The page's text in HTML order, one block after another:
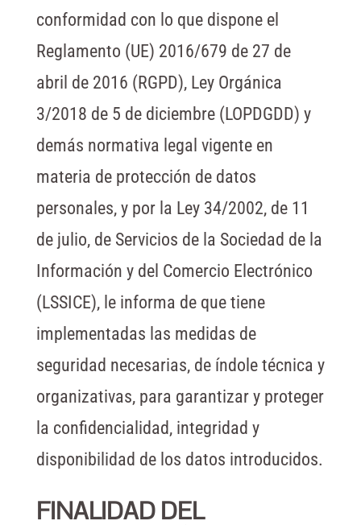
conformidad con lo que dispone el
Reglamento (UE) 2016/679 de 27 de
abril de 2016 (RGPD), Ley Orgánica
3/2018 de 5 de diciembre (LOPDGDD) y
demás normativa legal vigente en
materia de protección de datos
personales, y por la Ley 34/2002, de 11
de julio, de Servicios de la Sociedad de la
Información y del Comercio Electrónico
(LSSICE), le informa de que tiene
implementadas las medidas de
seguridad necesarias, de índole técnica y
organizativas, para garantizar y proteger
la confidencialidad, integridad y
disponibilidad de los datos introducidos.
FINALIDAD DEL